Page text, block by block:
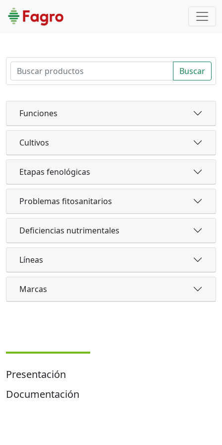
Buscar
Funciones
Cultivos
Etapas fenológicas
Problemas fitosanitarios
Deficiencias nutrimentales
Líneas
Marcas
Presentación
Documentación